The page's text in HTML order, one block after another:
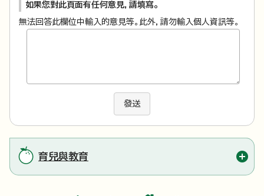
如果您對此頁面有任何意見，請填寫。
無法回答此欄位中輸入的意見等。此外，請勿輸入個人資訊等。
發送
育兒與教育